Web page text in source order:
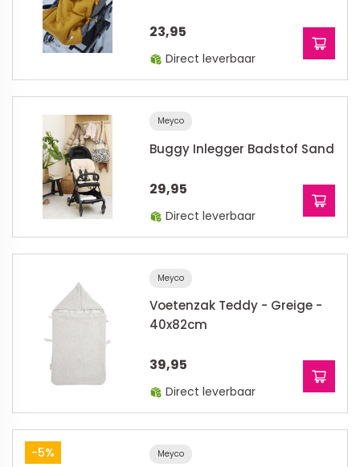
23,95
Direct leverbaar
Meyco
Buggy Inlegger Badstof Sand
29,95
Direct leverbaar
Meyco
Voetenzak Teddy - Greige -
40x82cm
39,95
Direct leverbaar
-5% Meyco